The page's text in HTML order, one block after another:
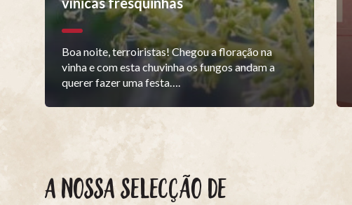
Boa noite, terroiristas! Chegou a floração na
vinha e com esta chuvinha os fungos andam a
querer fazer uma festa….
A NOSSA SELECÇÃO DE